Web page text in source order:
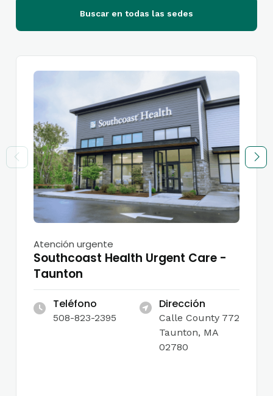
Buscar en todas las sedes
Atención urgente
Southcoast Health Urgent Care -
Taunton
Teléfono
508-823-2395
Dirección
Calle County 772
Taunton, MA
02780